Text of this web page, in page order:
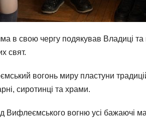
в свою чергу подякував Владиці
свят.
вогонь миру пластуни
сиротинці та храми.
Вифлеємського вогню усі бажаючі